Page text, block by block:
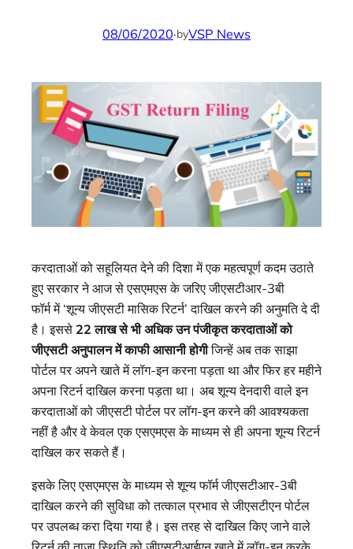
08/06/2020·byVSP News
करदाताओं को सहूलियत देने की दिशा में एक महत्वपूर्ण कदम उठाते
हुए सरकार ने आज से एसएमएस के जरिए जीएसटीआर-3बी
फॉर्म में ‘शून्य जीएसटी मासिक रिटर्न’ दाखिल करने की अनुमति दे दी
है। इससे 22 लाख से भी अधिक उन पंजीकृत करदाताओं को
जीएसटी अनुपालन में काफी आसानी होगीजिन्‍हें अब तक साझा
पोर्टल पर अपने खाते में लॉग-इन करना पड़ता था और फिर हर महीने
अपना रिटर्न दाखिल करना पड़ता था। अब शून्‍य देनदारी वाले इन
करदाताओं को जीएसटी पोर्टल पर लॉग-इन करने की आवश्यकता
नहीं है और वे केवल एक एसएमएस के माध्यम से ही अपना शून्‍य रिटर्न
दाखिल कर सकते हैं।
इसके लिए एसएमएस के माध्यम से शून्‍य फॉर्म जीएसटीआर-3बी
दाखिल करने की सुविधा को तत्काल प्रभाव से जीएसटीएन पोर्टल
पर उपलब्ध करा दिया गया है। इस तरह से दाखिल किए जाने वाले